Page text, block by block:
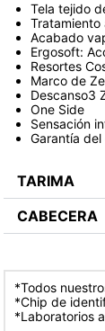
Tela tejido
Acabado
Ergosoft:
Resortes
Marco de
Descanso3
One Side
Sensación
Garantía
TARIMA
CABECERA
*Todos
*Chip de
*Laboratorios